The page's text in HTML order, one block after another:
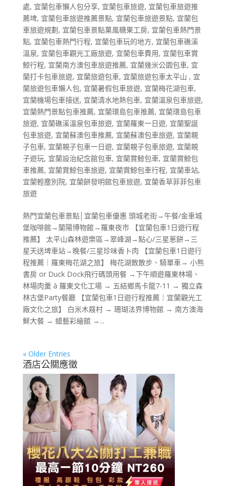
處, 宜蘭包車懶人包分享, 宜蘭包車旅遊, 宜蘭包車旅遊推
薦埤, 宜蘭包車旅遊推薦景點, 宜蘭包車旅遊景點, 宜蘭包
車旅遊規劃, 宜蘭包車景點菓風糖果工房, 宜蘭包車熱門景
點, 宜蘭包車熱門行程, 宜蘭包車玩的地方, 宜蘭包車礁溪
溫泉, 宜蘭包車觀光工廠旅遊, 宜蘭包車費用, 宜蘭包車賞
鯨行程, 宜蘭南方澳包車旅遊推薦, 宜蘭幾米公園包車, 宜
蘭打卡包車旅遊, 宜蘭旅遊包車, 宜蘭旅遊包車太平山 , 宜
蘭旅遊包車懶人包, 宜蘭暑假包車旅遊, 宜蘭梅花湖包車,
宜蘭機場包車接送, 宜蘭清水地熱包車, 宜蘭溫泉包車旅遊,
宜蘭熱門景點包車推薦, 宜蘭環島包車推薦, 宜蘭環島包車
旅遊, 宜蘭礁溪溫泉包車旅遊, 宜蘭羅東一日遊, 宜蘭聖誕
包車旅遊, 宜蘭蘇澳包車推薦, 宜蘭蘇澳包車旅遊, 宜蘭親
子包車, 宜蘭親子包車一日遊, 宜蘭親子包車旅遊, 宜蘭親
子遊玩, 宜蘭設治紀念館包車, 宜蘭賞鯨包車, 宜蘭賞鯨包
車推薦, 宜蘭賞鯨包車旅遊, 宜蘭賞鯨包車行程, 宜蘭車站,
宜蘭輕塵別院, 宜蘭餅發明館包車旅遊, 宜蘭香草菲菲包車
旅遊
熱門宜蘭包車景點│宜蘭包車優惠 頭城老街→午餐/金車城
堡咖啡館→蘭陽博物館→羅東夜市 【宜蘭包車1日遊行程
推薦】 太平山森林遊樂區→翠峰湖→點心/三星蔥餅→三
星天送埤車站→晚餐/三星珍味香卜肉 【宜蘭包車1日遊行
程推薦｜羅東梅花湖之旅】 梅花湖散散步、騎單車→ 小熊
書房 or Duck Dock飛行碼頭用餐 →下午順遊羅東林場、
林場肉羹 à 羅東文化工場 → 五結鄉馬卡龍7-11 → 獨立森
林古堡Party餐廳 【宜蘭包車1日遊行程推薦｜宜蘭觀光工
廠文化之旅】 白米木屐村 → 珊瑚法界博物館 → 南方澳海
鮮大餐 → 蜡藝彩繪館 →...
« Older Entries
酒店公關應徵